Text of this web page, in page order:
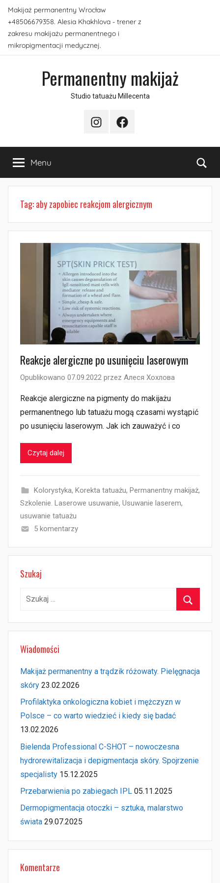
Przejdź
do
treści
Makijaż permanentny Wrocław
+48506679358. Alesia Khakhlova - trener z
zakresu makijażu permanentnego i
mikropigmentacji medycznej.
Permanentny makijaż
Studio tatuażu Millecenta
InstagramFacebook
Menu
Tag:aby zapobiec reakcjom alergicznym
Reakcje alergiczne po usunięciu laserowym
Opublikowano 07.09.2022 przez Алеся Хохлова
Reakcje alergiczne na pigmenty do makijażu
permanentnego lub tatuażu mogą czasami wystąpić
po usunięciu laserowym. Jak ich zauważyć i co
Czytaj dalej
Kolorystyka, Korekta tatuażu, Permanentny makijaż,
Szkolenie. Laserowe usuwanie, Usuwanie laserem,
usuwanie tatuażu
5 komentarzy
Szukaj
Szukaj:
Wiadomości
Makijaż permanentny a trądzik różowaty. Pielęgnacja
skóry 23.02.2026
Profilaktyka onkologiczna kobiet i mężczyzn w
Polsce – co warto wiedzieć i kiedy się badać
13.02.2026
Bielenda Professional C-SHOT – nowoczesna
hydrorewitalizacja i depigmentacja skóry. Spojrzenie
specjalisty 15.12.2025
Przebarwienia po zabiegach IPL 05.11.2025
Dermopigmentacja otoczki – sztuka, malarstwo
świata 29.07.2025
Komentarze